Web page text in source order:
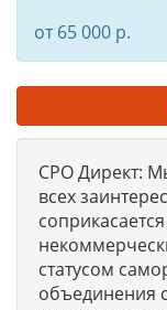
от 65 000 р.
СРО Директ:
всех
статусом
объединения